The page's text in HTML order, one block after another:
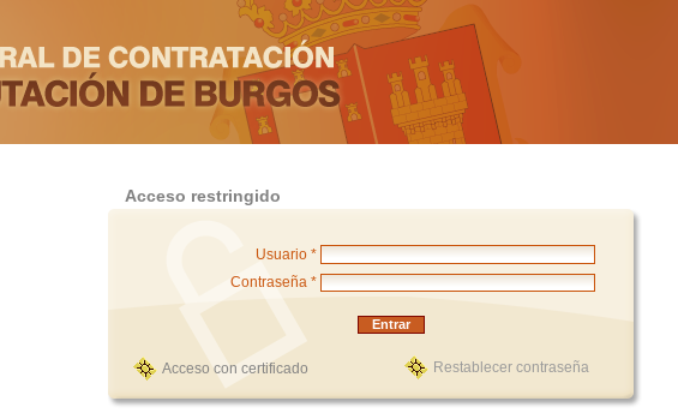
Acceso restringido
Usuario *
Contraseña *
Restablecer contraseña
Acceso con certificado